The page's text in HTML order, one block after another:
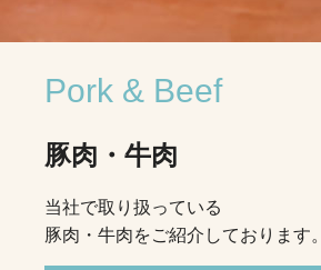
Pork & Beef
豚肉・牛肉
当社で取り扱っている
豚肉・牛肉をご紹介しております。